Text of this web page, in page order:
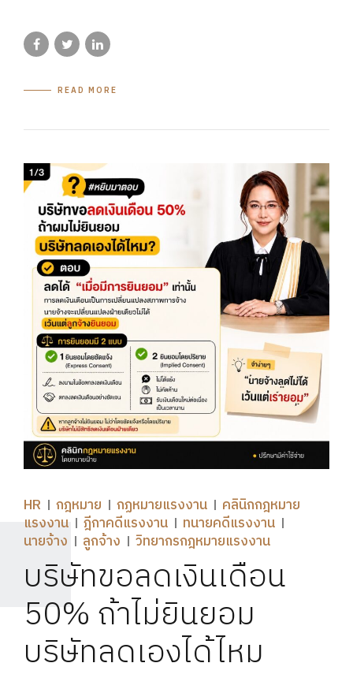
READ MORE
HR กฎหมาย กฏหมายแรงงาน
คลินิกกฎหมาย
แรงงาน
ฎีกาคดีแรงงาน
ทนายคดีแรงงาน
นายจ้าง
ลูกจ้าง วิทยากรกฎหมายแรงงาน
บริษัทขอลดเงินเดือน
50% ถ้าไม่ยินยอม
บริษัทลดเองได้ไหม